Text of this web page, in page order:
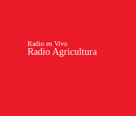
OTROS TEMAS
Radio Agricultura
Radio en Vivo